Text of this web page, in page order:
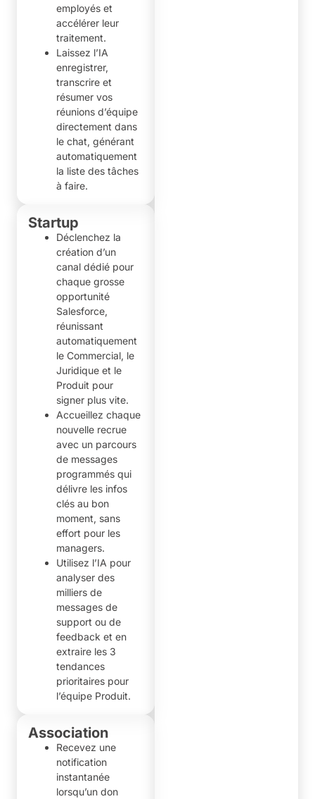
employés et
accélérer leur
traitement.
Laissez l’IA
enregistrer,
transcrire et
résumer vos
réunions d’équipe
directement dans
le chat, générant
automatiquement
la liste des tâches
à faire.
Startup
Déclenchez la
création d’un
canal dédié pour
chaque grosse
opportunité
Salesforce,
réunissant
automatiquement
le Commercial, le
Juridique et le
Produit pour
signer plus vite.
Accueillez chaque
nouvelle recrue
avec un parcours
de messages
programmés qui
délivre les infos
clés au bon
moment, sans
effort pour les
managers.
Utilisez l’IA pour
analyser des
milliers de
messages de
support ou de
feedback et en
extraire les 3
tendances
prioritaires pour
l’équipe Produit.
Association
Recevez une
notification
instantanée
lorsqu’un don